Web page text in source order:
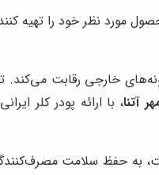
مورد نظر خود را تهیه
خارجی رقابت می‌کند.
آتنا، با ارائه پودر کلر
به حفظ سلامت